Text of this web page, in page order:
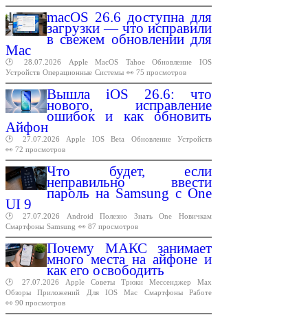
macOS 26.6 доступна для
загрузки — что исправили
в свежем обновлении для
Mac
🕑 28.07.2026 Apple MacOS Tahoe Обновление
IOS
Устройств Операционные Системы 👀 75 просмотров
Вышла iOS 26.6: что
нового, исправление
ошибок и как обновить
Айфон
🕑 27.07.2026 Apple IOS Beta Обновление
Устройств
👀 72 просмотров
Что будет, если
неправильно ввести
пароль на Samsung с One
UI 9
🕑 27.07.2026 Android Полезно Знать One
Новичкам
Смартфоны Samsung 👀 87 просмотров
Почему МАКС занимает
много места на айфоне и
как его освободить
🕑 27.07.2026 Apple Советы Трюки Мессенджер
Max
Обзоры
Приложений Для IOS Mac Смартфоны
Работе
👀 90 просмотров